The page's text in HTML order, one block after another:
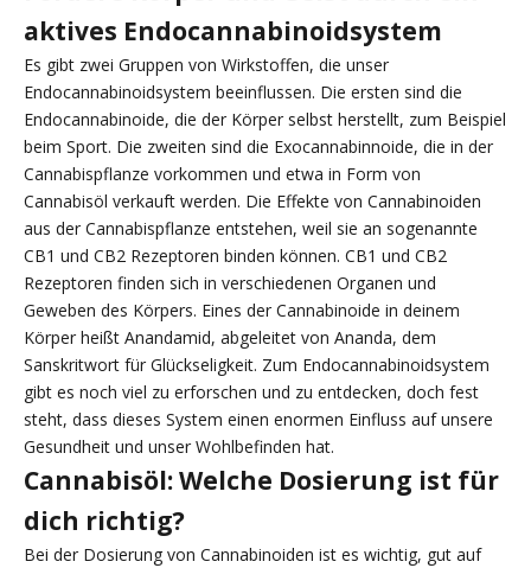
aktives Endocannabinoidsystem
Es gibt zwei Gruppen von Wirkstoffen, die unser
Endocannabinoidsystem beeinflussen. Die ersten sind die
Endocannabinoide, die der Körper selbst herstellt, zum Beispiel
beim Sport. Die zweiten sind die Exocannabinnoide, die in der
Cannabispflanze vorkommen und etwa in Form von
Cannabisöl verkauft werden. Die Effekte von Cannabinoiden
aus der Cannabispflanze entstehen, weil sie an sogenannte
CB1 und CB2 Rezeptoren binden können. CB1 und CB2
Rezeptoren finden sich in verschiedenen Organen und
Geweben des Körpers. Eines der Cannabinoide in deinem
Körper heißt Anandamid, abgeleitet von Ananda, dem
Sanskritwort für Glückseligkeit. Zum Endocannabinoidsystem
gibt es noch viel zu erforschen und zu entdecken, doch fest
steht, dass dieses System einen enormen Einfluss auf unsere
Gesundheit und unser Wohlbefinden hat.
Cannabisöl: Welche Dosierung ist für
dich richtig?
Bei der Dosierung von Cannabinoiden ist es wichtig, gut auf